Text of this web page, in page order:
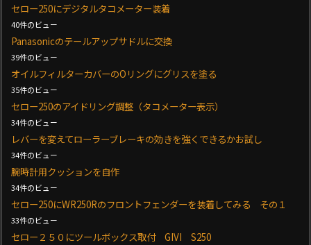
セロー250にデジタルタコメーター装着
40件のビュー
Panasonicのテールアップサドルに交換
39件のビュー
オイルフィルターカバーのOリングにグリスを塗る
35件のビュー
セロー250のアイドリング調整（タコメーター表示）
34件のビュー
レバーを変えてローラーブレーキの効きを強くできるかお試し
34件のビュー
腕時計用クッションを自作
34件のビュー
セロー250にWR250Rのフロントフェンダーを装着してみる その１
33件のビュー
セロー２５０にツールボックス取付 GIVI S250